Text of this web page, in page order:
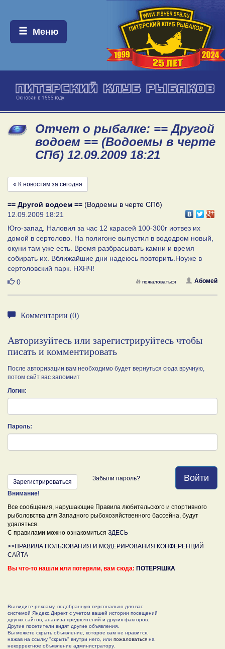
Меню:
Меню
Отчет о рыбалке: == Другой
водоем == (Водоемы в черте
СПб) 12.09.2009 18:21
« К новостям за сегодня
== Другой водоем == (Водоемы в черте СПб)
12.09.2009 18:21
Юго-запад. Наловил за час 12 карасей 100-300г иотвез их
домой в сертолово. На полигоне выпустил в вододром новый,
окуни там уже есть. Время разбрасывать камни и время
собирать их. Вближайшие дни надеюсь повторить.Ноуже в
сертоловский парк. НХНЧ!
Нравится
0 Абомей
пожаловаться
Комментарии (0)
Авторизуйтесь или зарегистрируйтесь чтобы
писать и комментировать
После авторизации вам необходимо будет вернуться сюда вручную,
потом сайт вас запомнит
Логин:
Пароль:
Войти
Зарегистрироваться Забыли пароль?
Внимание!
Все сообщения, нарушающие Правила любительского и спортивного
рыболовства для Западного рыбохозяйственного бассейна, будут
удаляться.
С правилами можно ознакомиться ЗДЕСЬ
>>ПРАВИЛА ПОЛЬЗОВАНИЯ И МОДЕРИРОВАНИЯ КОНФЕРЕНЦИЙ
САЙТА
Вы что-то нашли или потеряли, вам сюда: ПОТЕРЯШКА
Вы видите рекламу, подобранную персонально для вас
системой Яндекс.Директ с учетом вашей истории посещений
других сайтов, анализа предпочтений и других факторов.
Другие посетители видят другие объявления.
Вы можете скрыть объявление, которое вам не нравится,
нажав на ссылку "скрыть" внутри него, или пожаловаться на
некорректное объявление администратору.